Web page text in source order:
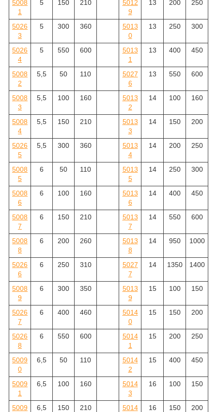
5008
1
5 150 210
5012
9
13 200 250
5026
3
5 300 360
5013
0
13 250 300
5026
4
5 550 600
5013
1
13 400 450
5008
2
5,5 50 110
5027
6
13 550 600
5008
3
5,5 100 160
5013
2
14 100 160
5008
4
5,5 150 210
5013
3
14 150 200
5026
5
5,5 300 360
5013
4
14 200 250
5008
5
6 50 110
5013
5
14 250 300
5008
6
6 100 160
5013
6
14 400 450
5008
7
6 150 210
5013
7
14 550 600
5008
8
6 200 260
5013
8
14 950 1000
5026
6
6 250 310
5027
7
14 1350 1400
5008
9
6 300 350
5013
9
15 100 150
5026
7
6 400 460
5014
0
15 150 200
5026
8
6 550 600
5014
1
15 200 250
5009
0
6,5 50 110
5014
2
15 400 450
5009
1
6,5 100 160
5014
3
16 100 150
5009
6,5 150 210
5014
16 150 200